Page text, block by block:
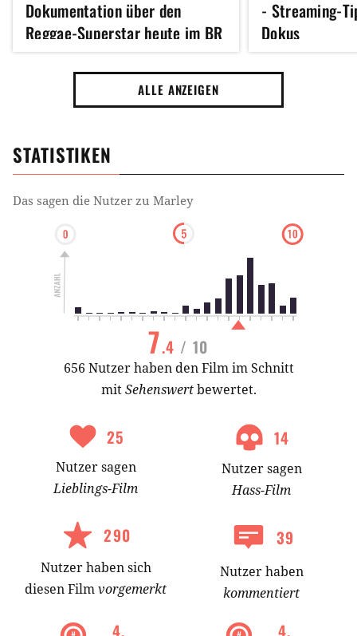
Dokumentation über den
Reggae-Superstar heute im BR
- Streaming-
Dokus
ALLE ANZEIGEN
STATISTIKEN
Das sagen die Nutzer zu Marley
7.4 / 10
656 Nutzer haben den Film im Schnitt
mitSehenswertbewertet.
25
Nutzersagen
Lieblings-Film
14
Nutzersagen
Hass-Film
290
Nutzerhabensich
diesen Filmvorgemerkt
39
Nutzer haben
kommentiert
4. 4.